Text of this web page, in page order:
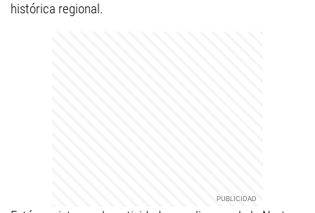
histórica regional.